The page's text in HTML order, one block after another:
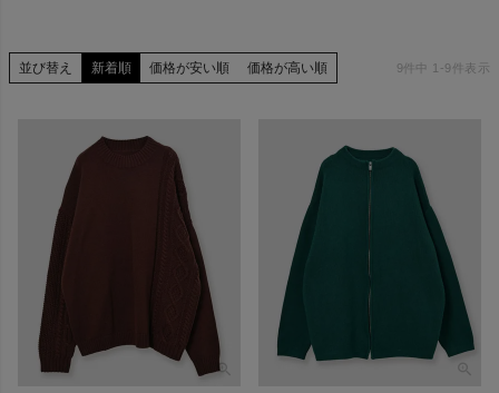
並び替え 新着順 価格が安い順 価格が高い順 9件中 1 -9 件表示